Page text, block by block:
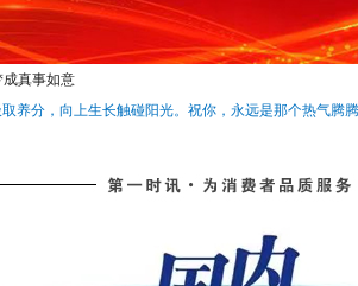
真事如意
养分，向上生长触碰阳光。祝你，永远是那个热气腾